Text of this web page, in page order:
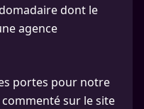
dont le
agence
portes pour notre
sur le site